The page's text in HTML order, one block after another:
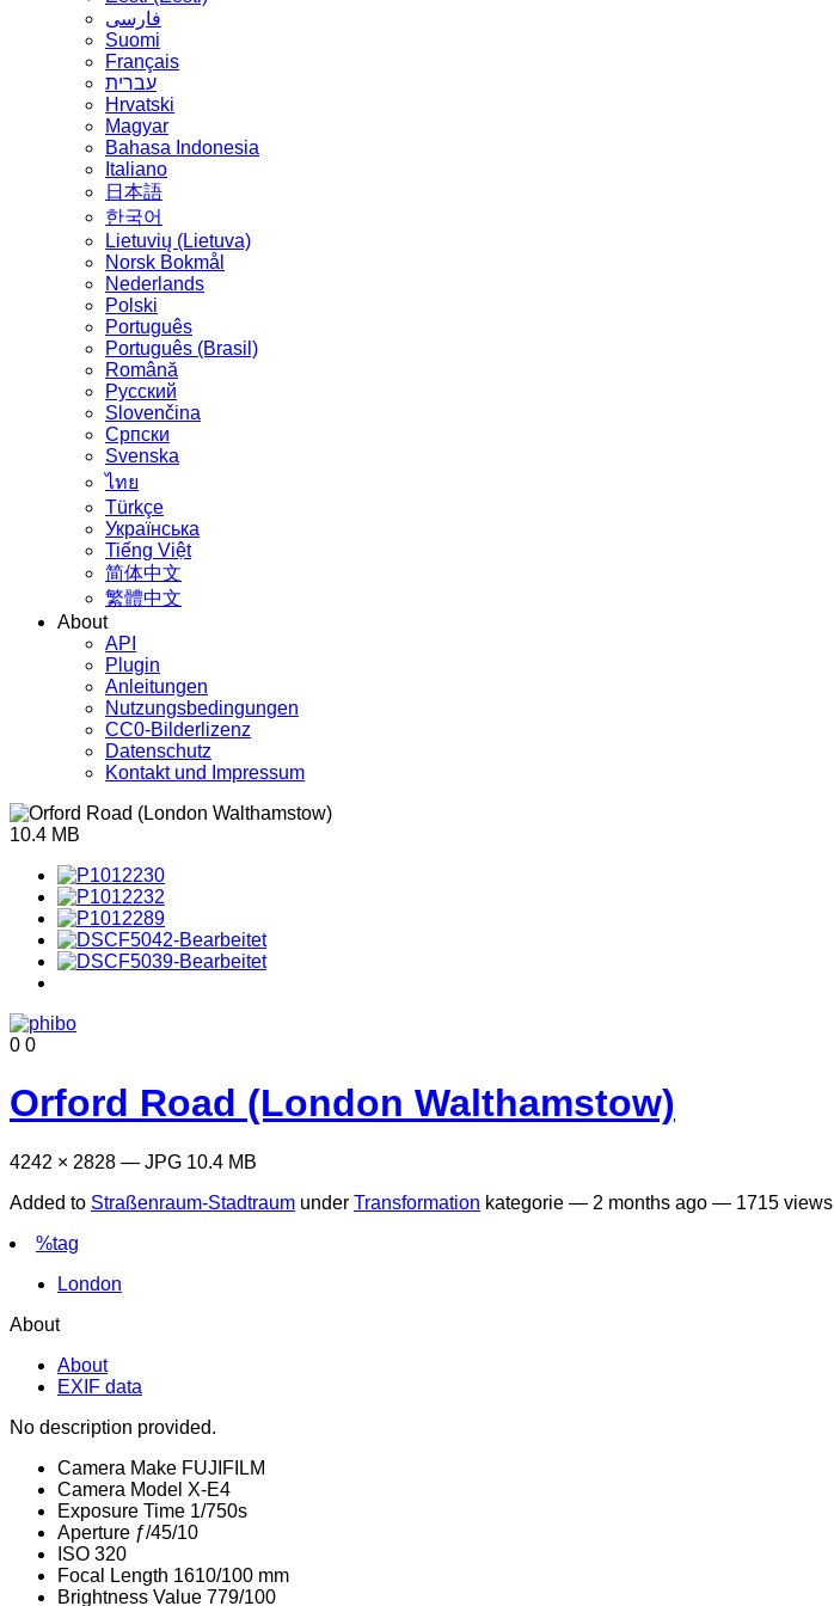
فارسی
Suomi
Français
עברית
Hrvatski
Magyar
Bahasa Indonesia
Italiano
日本語
한국어
Lietuvių (Lietuva)
‪Norsk Bokmål‬
Nederlands
Polski
Português
Português (Brasil)
Română
Русский
Slovenčina
Српски
Svenska
ไทย
Türkçe
Українська
Tiếng Việt
简体中文
繁體中文
About
API
Plugin
Anleitungen
Nutzungsbedingungen
CC0-Bilderlizenz
Datenschutz
Kontakt und Impressum
10.4 MB
0 0
Orford Road (London Walthamstow)
4242 × 2828 — JPG 10.4 MB
Added to Straßenraum-Stadtraum under Transformation kategorie — 2 months ago — 1715 views
%tag
London
About
About
EXIF data
No description provided.
Camera Make FUJIFILM
Camera Model X-E4
Exposure Time 1/750s
Aperture ƒ/45/10
ISO 320
Focal Length 1610/100 mm
Brightness Value 779/100